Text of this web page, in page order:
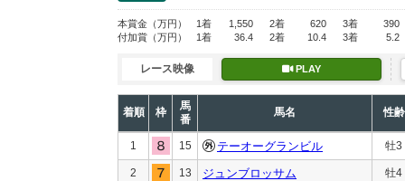
本賞金 （万円） 1着 1,550 2着 620 3着
390
付加賞 （万円） 1着 36.4 2着 10.4 3着 5.2
レース映像 PLAY
着順 枠
馬
番
馬名 性齢
1 15 テーオーグランビル 牡3
2 13 ジュンブロッサム 牡4